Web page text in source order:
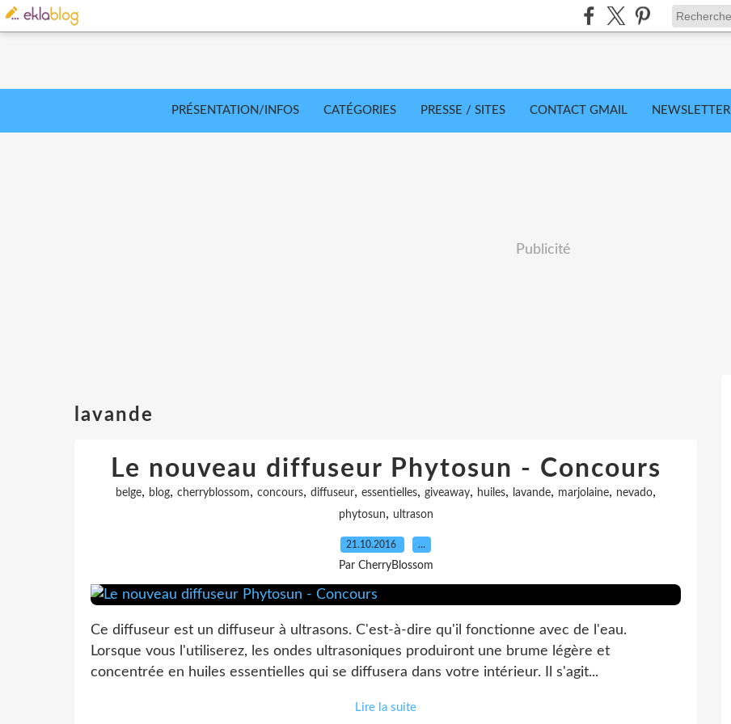
PRÉSENTATION/INFOS CATÉGORIES PRESSE / SITES CONTACT GMAIL NEWSLETTER
Publicité
lavande
Le nouveau diffuseur Phytosun - Concours
belge, blog, cherryblossom, concours, diffuseur, essentielles, giveaway, huiles, lavande, marjolaine, nevado,
phytosun, ultrason
21.10.2016 …
Par CherryBlossom
Ce diffuseur est un diffuseur à ultrasons. C'est-à-dire qu'il fonctionne avec de l'eau.
Lorsque vous l'utiliserez, les ondes ultrasoniques produiront une brume légère et
concentrée en huiles essentielles qui se diffusera dans votre intérieur. Il s'agit...
Lire la suite